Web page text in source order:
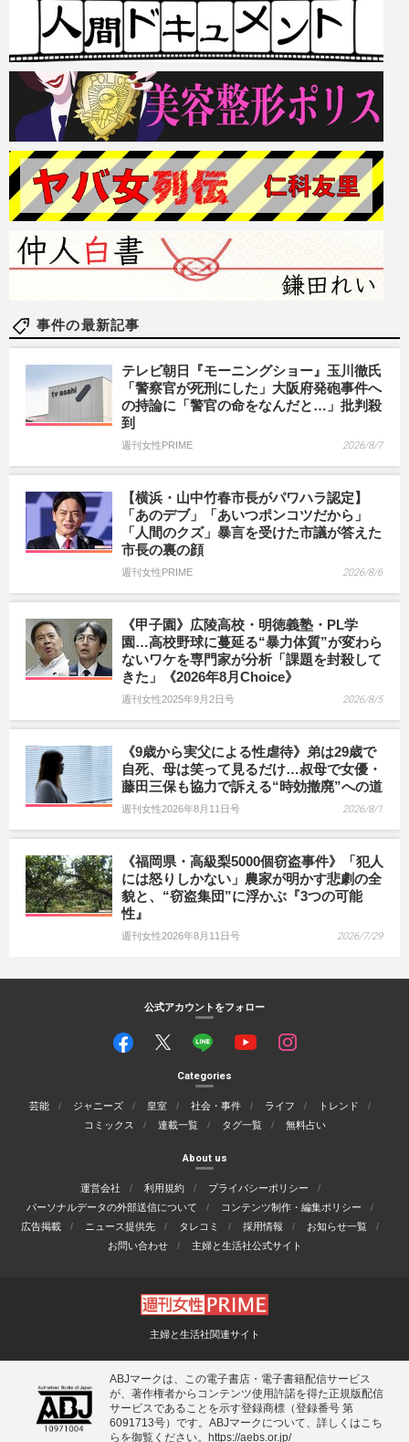
事件の最新記事
テレビ朝日『モーニングショー』玉川徹氏
「警察官が死刑にした」大阪府発砲事件へ
の持論に「警官の命をなんだと…」批判殺
到
週刊女性PRIME 2026/8/7
【横浜・山中竹春市長がパワハラ認定】
「あのデブ」「あいつポンコツだから」
「人間のクズ」暴言を受けた市議が答えた
市長の裏の顔
週刊女性PRIME 2026/8/6
《甲子園》広陵高校・明徳義塾・PL学
園…高校野球に蔓延る“暴力体質”が変わら
ないワケを専門家が分析「課題を封殺して
きた」《2026年8月Choice》
週刊女性2025年9月2日号 2026/8/5
《9歳から実父による性虐待》弟は29歳で
自死、母は笑って見るだけ…叔母で女優・
藤田三保も協力で訴える“時効撤廃”への道
週刊女性2026年8月11日号 2026/8/1
《福岡県・高級梨5000個窃盗事件》「犯人
には怒りしかない」農家が明かす悲劇の全
貌と、“窃盗集団”に浮かぶ『3つの可能
性』
週刊女性2026年8月11日号 2026/7/29
公式アカウントをフォロー
Categories
芸能 ジャニーズ 皇室 社会・事件 ライフ
トレンド
コミックス
連載一覧 タグ一覧 無料占い
About us
運営会社 利用規約
プライバシーポリシー
パーソナルデータの外部送信について
コンテンツ制作・編集ポリシー
広告掲載
ニュース提供先 タレコミ 採用情報
お知らせ一覧
お問い合わせ
主婦と生活社公式サイト
主婦と生活社関連サイト
ABJマークは、この電子書店・電子書籍配信サービス
が、著作権者からコンテンツ使用許諾を得た正規版配信
サービスであることを示す登録商標（登録番号 第
6091713号）です。ABJマークについて、詳しくはこち
らを御覧ください。
https://aebs.or.jp/